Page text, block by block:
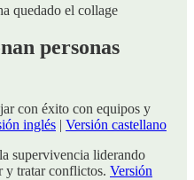
quedado el collage
personas
con éxito con equipos y
inglés | Versión castellano
supervivencia liderando
y tratar conflictos. Versión